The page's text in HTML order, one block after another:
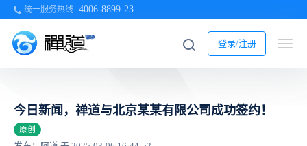
统一服务热线 4006-8899-23
登录/注册
今日新闻，禅道与北京某某有限公司成功签约！
原创